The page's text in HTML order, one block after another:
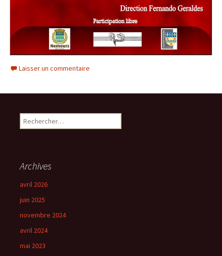
Laisser un commentaire
Rechercher :
Archives
avril 2026
juin 2025
novembre 2024
avril 2024
mai 2023